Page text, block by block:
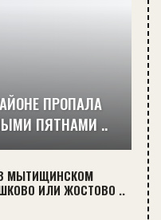
ПРОПАЛА
ПЯТНАМИ ..
МЫТИЩИНСКОМ
ИЛИ ЖОСТОВО ..